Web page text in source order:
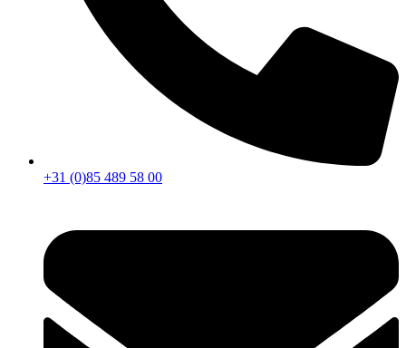
+31 (0)85 489 58 00